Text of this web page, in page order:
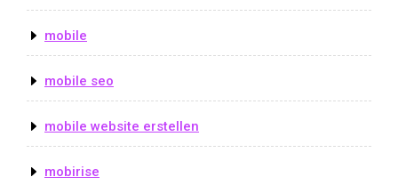
mobile
mobile seo
mobile website erstellen
mobirise